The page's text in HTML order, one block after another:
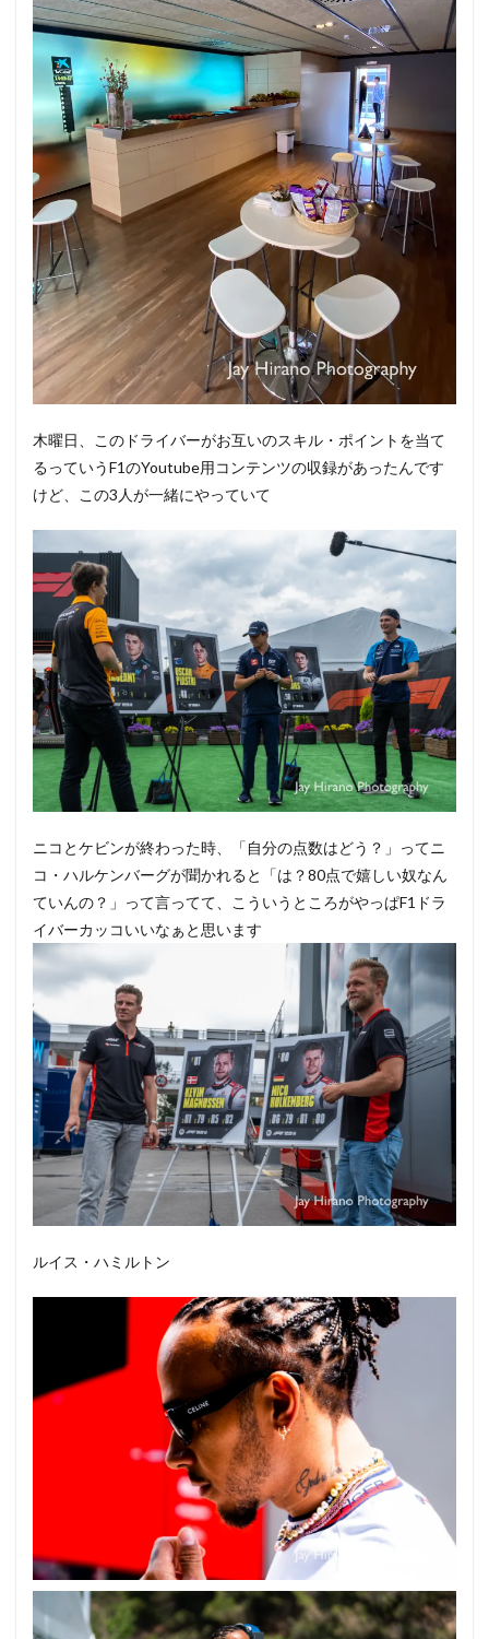
木曜日、このドライバーがお互いのスキル・ポイントを当て
るっていうF1のYoutube用コンテンツの収録があったんです
けど、この3人が一緒にやっていて
ニコとケビンが終わった時、「自分の点数はどう？」ってニ
コ・ハルケンバーグが聞かれると「は？80点で嬉しい奴なん
ていんの？」って言ってて、こういうところがやっぱF1ドラ
イバーカッコいいなぁと思います
ルイス・ハミルトン